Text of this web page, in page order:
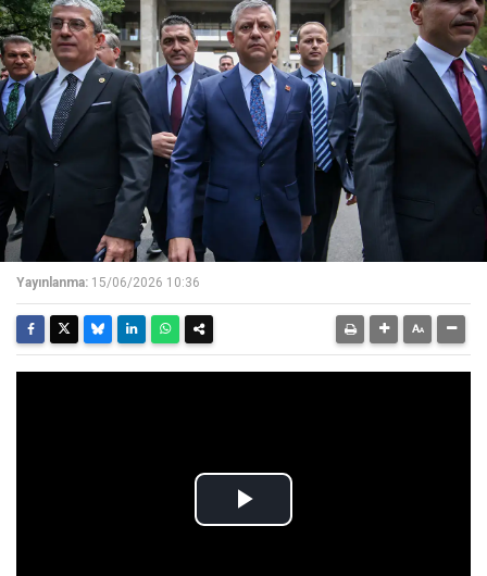
Yayınlanma: 15/06/2026 10:36